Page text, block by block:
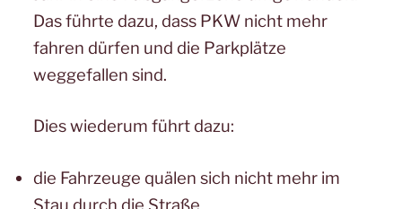
Das führte dazu, dass PKW nicht mehr
fahren dürfen und die Parkplätze
weggefallen sind.
Dies wiederum führt dazu:
die Fahrzeuge quälen sich nicht mehr im